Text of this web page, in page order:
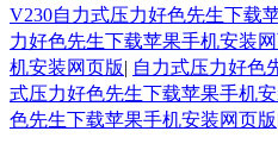
V230自力式压力好色先生下载
力好色先生下载苹果手机安装
机安装网页版| 自力式压力好色
式压力好色先生下载苹果手机
色先生下载苹果手机安装网页版